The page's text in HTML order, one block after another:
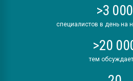
>3 000
специалистов в день на
>20
тем